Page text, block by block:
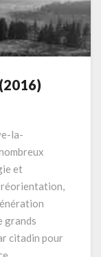
la-
et
réorientation,
grands
citadin pour